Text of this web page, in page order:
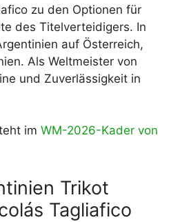
zu den Optionen für
des Titelverteidigers. In
auf Österreich,
Als Weltmeister von
und Zuverlässigkeit in
im WM-2026-Kader von
Trikot
Tagliafico